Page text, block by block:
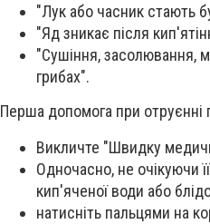
"Лук або часник стають
"Яд зникає після
"Сушіння, засолювання,
грибах".
Перша допомога при отруєнні
Викличте "Швидку
Одночасно, не очікуючи
кип'яченої води або
натисніть пальцями на